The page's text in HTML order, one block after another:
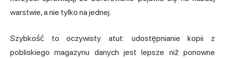
warstwie, a nie tylko na jednej.
Szybkość to oczywisty atut: udostępnianie kopii z
pobliskiego magazynu danych jest lepsze niż ponowne